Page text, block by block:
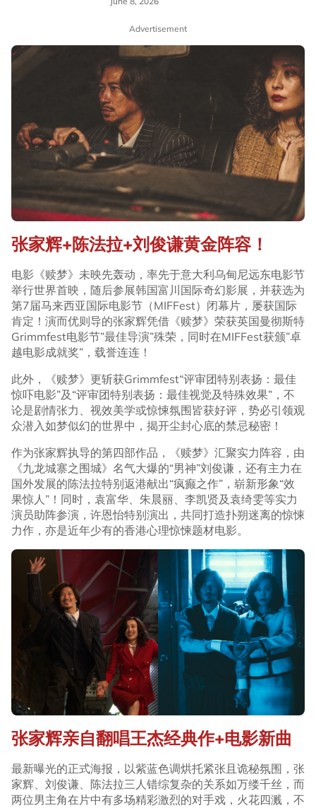
Advertisement
张家辉+陈法拉+刘俊谦黄金阵容！
电影《赎梦》未映先轰动，率先于意大利乌甸尼远东电影节
举行世界首映，随后参展韩国富川国际奇幻影展，并获选为
第7届马来西亚国际电影节（MIFFest）闭幕片，屡获国际
肯定！演而优则导的张家辉凭借《赎梦》荣获英国曼彻斯特
Grimmfest电影节”最佳导演”殊荣，同时在MIFFest获颁”卓
越电影成就奖”，载誉连连！
此外，《赎梦》更斩获Grimmfest“评审团特别表扬：最佳
惊吓电影”及“评审团特别表扬：最佳视觉及特殊效果”，不
论是剧情张力、视效美学或惊悚氛围皆获好评，势必引领观
众潜入如梦似幻的世界中，揭开尘封心底的禁忌秘密！
作为张家辉执导的第四部作品，《赎梦》汇聚实力阵容，由
《九龙城寨之围城》名气大爆的“男神”刘俊谦，还有主力在
国外发展的陈法拉特别返港献出“疯癫之作”，崭新形象“效
果惊人”！同时，袁富华、朱晨丽、李凯贤及袁绮雯等实力
演员助阵参演，许恩怡特别演出，共同打造扑朔迷离的惊悚
力作，亦是近年少有的香港心理惊悚题材电影。
张家辉亲自翻唱王杰经典作+电影新曲
最新曝光的正式海报，以紫蓝色调烘托紧张且诡秘氛围，张
家辉、刘俊谦、陈法拉三人错综复杂的关系如万缕千丝，而
两位男主角在片中有多场精彩激烈的对手戏，火花四溅，不